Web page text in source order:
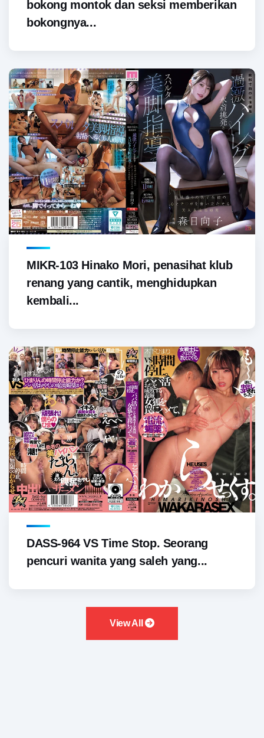
bokong montok dan seksi memberikan
bokongnya...
MIKR-103 Hinako Mori, penasihat klub
renang yang cantik, menghidupkan
kembali...
DASS-964 VS Time Stop. Seorang
pencuri wanita yang saleh yang...
View All